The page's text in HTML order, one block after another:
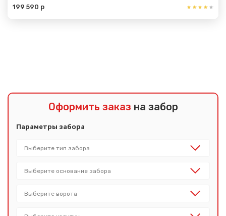
199 590 р
Оформить заказ на забор
Параметры забора